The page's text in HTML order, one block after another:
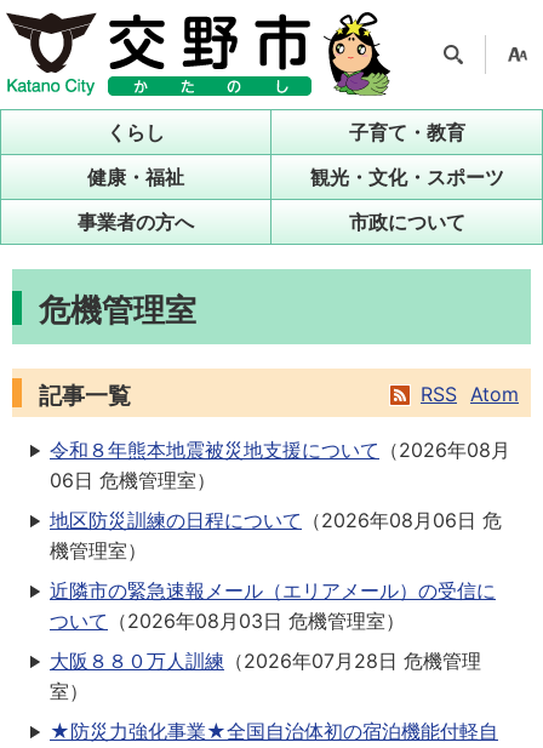
ル
くらし
子育て・教育
健康・福祉
観光・文化・スポーツ
事業者の方へ
市政について
危機管理室
RSS Atom
記事一覧
令和８年熊本地震被災地支援について （2026年08月
06日 危機管理室）
地区防災訓練の日程について （2026年08月06日 危
機管理室）
近隣市の緊急速報メール（エリアメール）の受信に
ついて （2026年08月03日 危機管理室）
大阪８８０万人訓練 （2026年07月28日 危機管理
室）
★防災力強化事業★全国自治体初の宿泊機能付軽自